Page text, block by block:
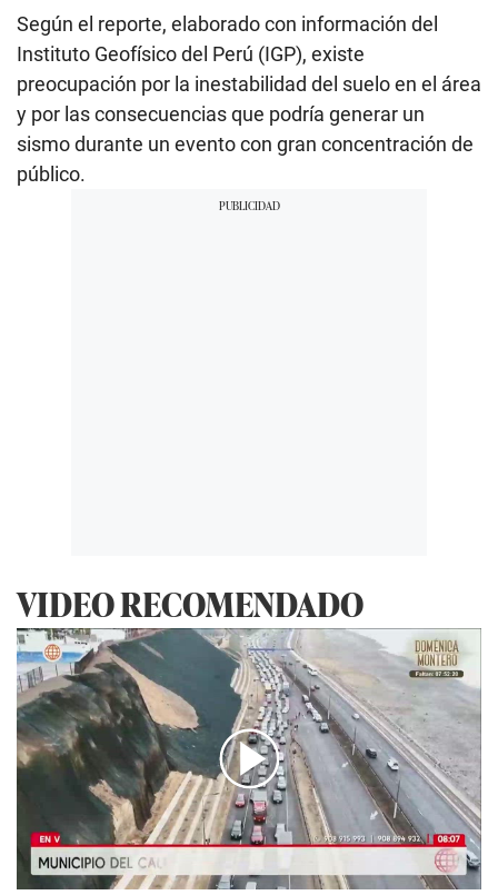
Según el reporte, elaborado con información del
Instituto Geofísico del Perú (IGP), existe
preocupación por la inestabilidad del suelo en el área
y por las consecuencias que podría generar un
sismo durante un evento con gran concentración de
público.
VIDEO RECOMENDADO
00:00 /06:47